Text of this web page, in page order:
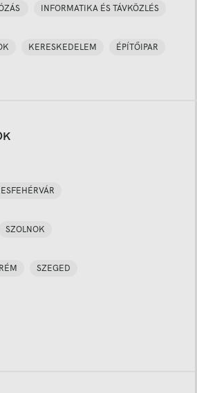
INFORMATIKA ÉS TÁVKÖZLÉS
KERESKEDELEM ÉPÍTŐIPAR
SZOLNOK
SZEGED